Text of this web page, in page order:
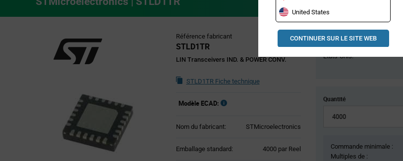
Référence fabricant
STLD1TR
LIN Transceivers IND. & POWER CONV.
STLD1TR Fiche technique
Modèle ECAD:
Nom du fabricant: STMicroelectronics
Emballage standard: 4000 par Reel
Pricing
Stock global
États-Unis:
Quantité
Commande minimale :
Multiples de :
United States
CONTINUER SUR LE SITE WEB